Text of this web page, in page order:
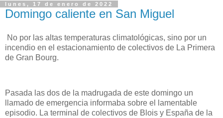
lunes, 17 de enero de 2022
Domingo caliente en San Miguel
No por las altas temperaturas climatológicas, sino por un
incendio en el estacionamiento de colectivos de La Primera
de Gran Bourg.
Pasada las dos de la madrugada de este domingo un
llamado de emergencia informaba sobre el lamentable
episodio. La terminal de colectivos de Blois y España de la